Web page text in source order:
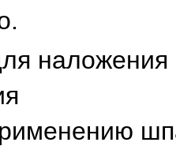
наложения